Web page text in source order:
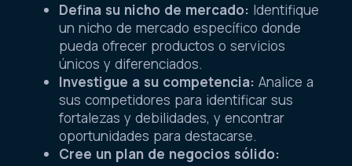
Defina su nicho de mercado: Identifique
un nicho de mercado específico donde
pueda ofrecer productos o servicios
únicos y diferenciados.
Investigue a su competencia: Analice a
sus competidores para identificar sus
fortalezas y debilidades, y encontrar
oportunidades para destacarse.
Cree un plan de negocios sólido: